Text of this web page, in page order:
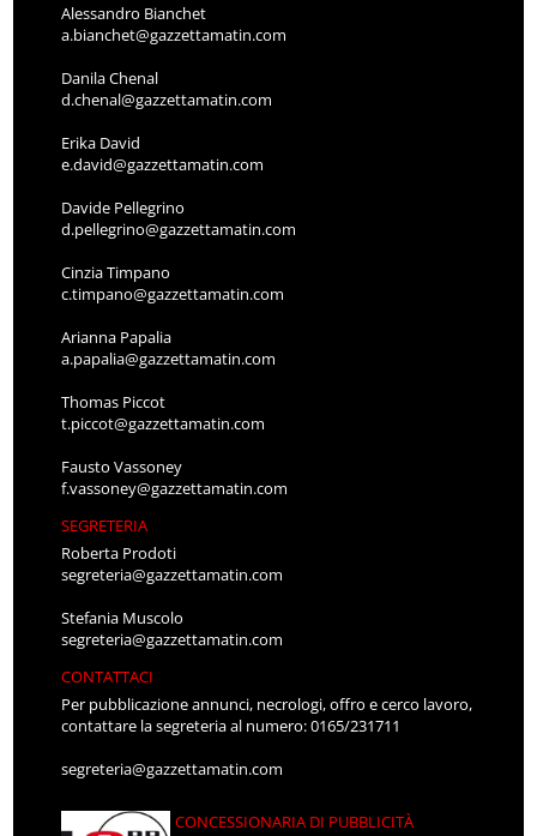
Alessandro Bianchet
a.bianchet@gazzettamatin.com
Danila Chenal
d.chenal@gazzettamatin.com
Erika David
e.david@gazzettamatin.com
Davide Pellegrino
d.pellegrino@gazzettamatin.com
Cinzia Timpano
c.timpano@gazzettamatin.com
Arianna Papalia
a.papalia@gazzettamatin.com
Thomas Piccot
t.piccot@gazzettamatin.com
Fausto Vassoney
f.vassoney@gazzettamatin.com
SEGRETERIA
Roberta Prodoti
segreteria@gazzettamatin.com
Stefania Muscolo
segreteria@gazzettamatin.com
CONTATTACI
Per pubblicazione annunci, necrologi, offro e cerco lavoro,
contattare la segreteria al numero: 0165/231711
segreteria@gazzettamatin.com
CONCESSIONARIA DI PUBBLICITÀ